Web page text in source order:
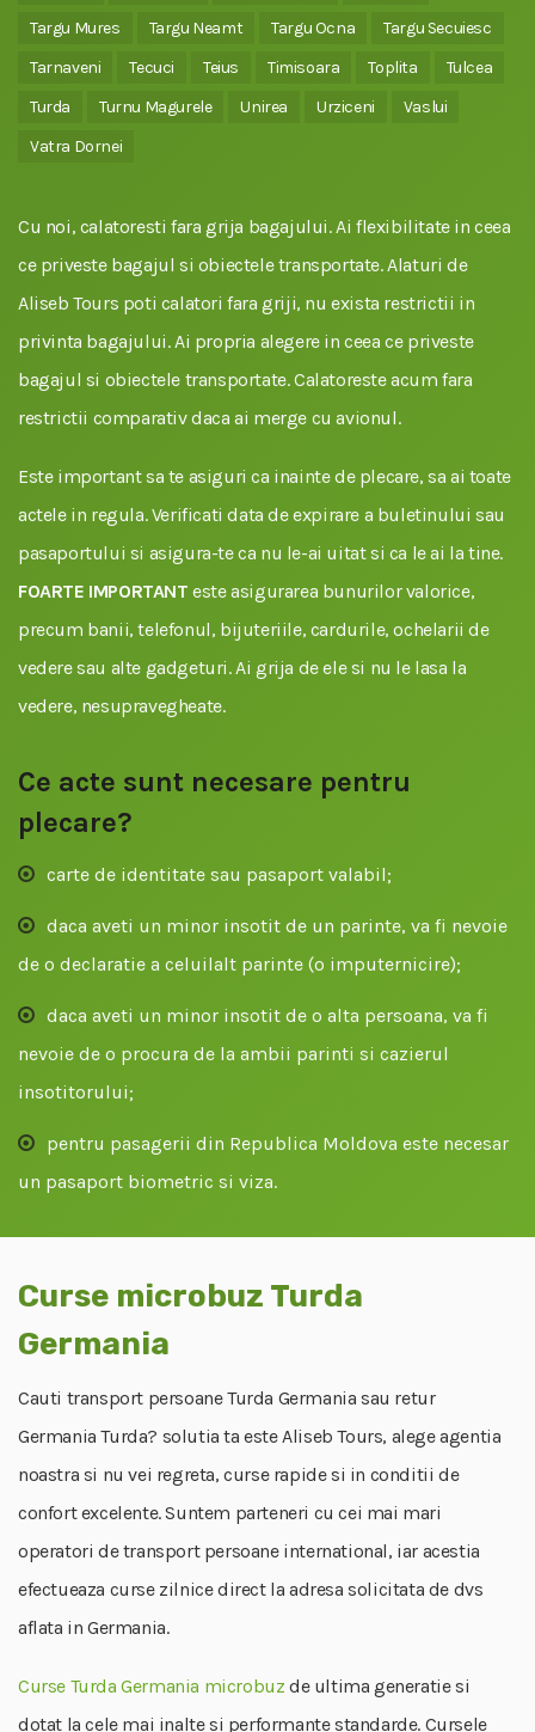
Targu Mures
Targu Neamt Targu Ocna
Targu Secuiesc
Tarnaveni
Tecuci Teius Timisoara Toplita
Tulcea
Turda
Turnu Magurele Unirea Urziceni
Vaslui
Vatra Dornei
Cu noi, calatoresti fara grija bagajului. Ai flexibilitate in ceea
ce priveste bagajul si obiectele transportate. Alaturi de
Aliseb Tours poti calatori fara griji, nu exista restrictii in
privinta bagajului. Ai propria alegere in ceea ce priveste
bagajul si obiectele transportate. Calatoreste acum fara
restrictii comparativ daca ai merge cu avionul.
Este important sa te asiguri ca inainte de plecare, sa ai toate
actele in regula. Verificati data de expirare a buletinului sau
pasaportului si asigura-te ca nu le-ai uitat si ca le ai la tine.
FOARTE IMPORTANT este asigurarea bunurilor valorice,
precum banii, telefonul, bijuteriile, cardurile, ochelarii de
vedere sau alte gadgeturi. Ai grija de ele si nu le lasa la
vedere, nesupravegheate.
Ce acte sunt necesare pentru
plecare?
carte de identitate sau pasaport valabil;
daca aveti un minor insotit de un parinte, va fi nevoie
de o declaratie a celuilalt parinte (o imputernicire);
daca aveti un minor insotit de o alta persoana, va fi
nevoie de o procura de la ambii parinti si cazierul
insotitorului;
pentru pasagerii din Republica Moldova este necesar
un pasaport biometric si viza.
Curse microbuz Turda
Germania
Cauti transport persoane Turda Germania sau retur
Germania Turda? solutia ta este Aliseb Tours, alege agentia
noastra si nu vei regreta, curse rapide si in conditii de
confort excelente. Suntem parteneri cu cei mai mari
operatori de transport persoane international, iar acestia
efectueaza curse zilnice direct la adresa solicitata de dvs
aflata in Germania.
Curse Turda Germania microbuz de ultima generatie si
dotat la cele mai inalte si performante standarde. Cursele